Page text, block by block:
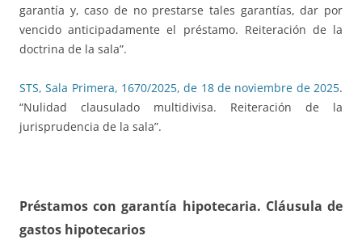
garantía y, caso de no prestarse tales garantías, dar por
vencido anticipadamente el préstamo. Reiteración de la
doctrina de la sala”.
STS, Sala Primera, 1670/2025, de 18 de noviembre de 2025.
“Nulidad clausulado multidivisa. Reiteración de la
jurisprudencia de la sala”.
Préstamos con garantía hipotecaria. Cláusula de
gastos hipotecarios